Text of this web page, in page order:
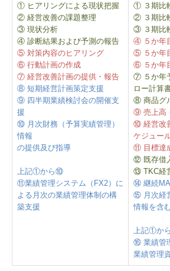
① ヒアリングによる現状把握
② 経営改善の課題整理
③ 現状分析
④ 診断結果および予測の報告
⑤ 対策内容のヒアリング
⑥ 行動計画の作成
⑦ 経営改善計画の提供・報告
⑧ 短期経営計画策定支援
⑨ 四半期業績検討会の開催支
援
⑩ 月次財務（予算実績管理）
情報
の提供及び指導
上記①から⑩
⑪業績管理システム（FX2）に
よる月次の業績管理体制の構
築支援
① ３期比
② ３期比
③ ３期比
④ ５か年
⑤ ５か年
⑥ ５か年
⑦ ５か年
ロー計算
⑧ 商品グ
⑨ 売上高
⑩ 経営改
ケジュー
⑪ 目標達
⑫ 既存借
⑬ TKC経
⑭ 継続
⑮ 月次経
情報を含む
上記①か
⑯ 業績管
業績管理